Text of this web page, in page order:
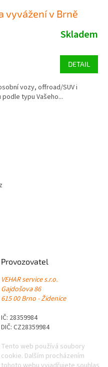
vyvážení v Brně
Skladem
DETAIL
vozy, offroad/SUV i
typu Vašeho...
Provozovatel
VEHAR service s.r.o.
Gajdošova 86
615 00 Brno - Židenice
IČ: 28359984
DIČ: CZ28359984
Tento web používá soubory
cookie. Dalším procházením